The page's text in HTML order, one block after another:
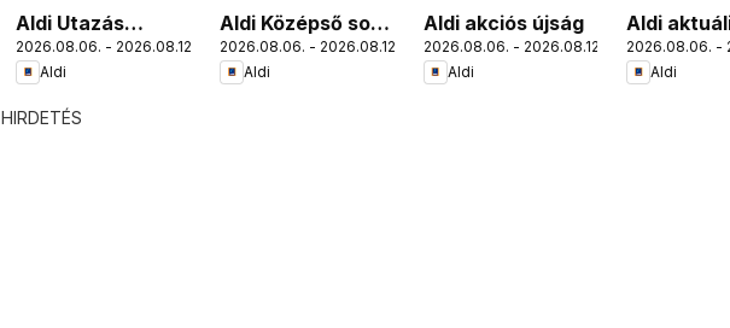
Aldi Utazás
katalógus
2026.08.06. - 2026.08.12.
Aldi
Aldi Középső sor
termékei
2026.08.06. - 2026.08.12.
Aldi
Aldi akciós újság
2026.08.06. - 2026.08.12.
Aldi
Aldi
akciós
2026.08.06. -
Aldi
HIRDETÉS